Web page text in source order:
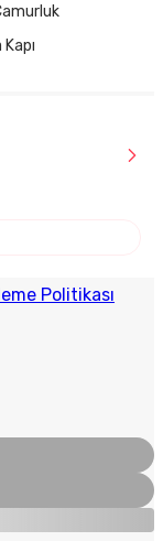
Politikası